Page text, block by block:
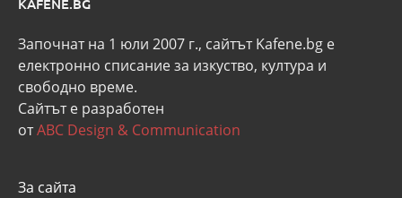
Започнат на 1 юли 2007 г., сайтът Kafene.bg e
eлектронно списание за изкуство, култура и
свободно време.
Сайтът е разработен
отABC Design & Communication
За сайта